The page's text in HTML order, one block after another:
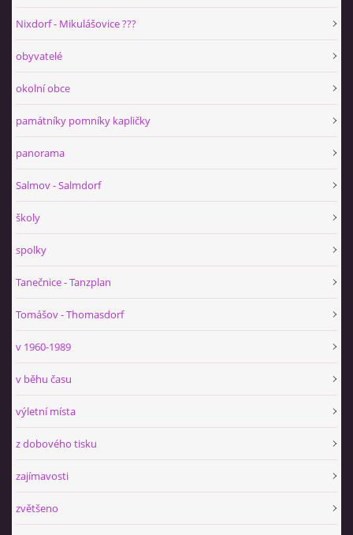
Nixdorf - Mikulášovice ???
obyvatelé
okolní obce
památníky pomníky kapličky
panorama
Salmov - Salmdorf
školy
spolky
Tanečnice - Tanzplan
Tomášov - Thomasdorf
v 1960-1989
v běhu času
výletní místa
z dobového tisku
zajímavosti
zvětšeno